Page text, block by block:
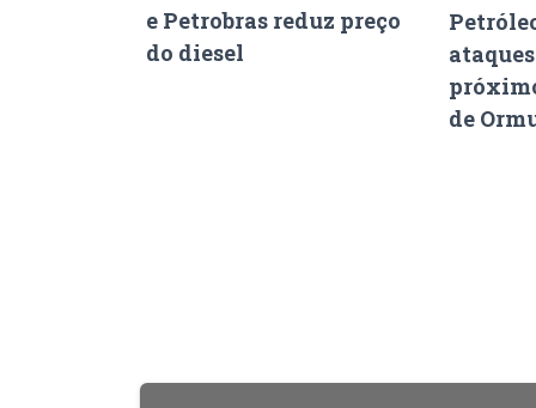
e Petrobras reduz preço
do diesel
de